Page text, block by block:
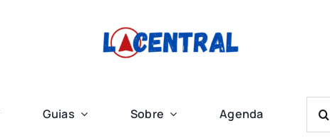
Guias Sobre Agenda